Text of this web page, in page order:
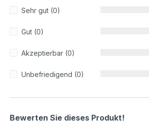
Sehr gut (0)
Gut (0)
Akzeptierbar (0)
Unbefriedigend (0)
Bewerten Sie dieses Produkt!